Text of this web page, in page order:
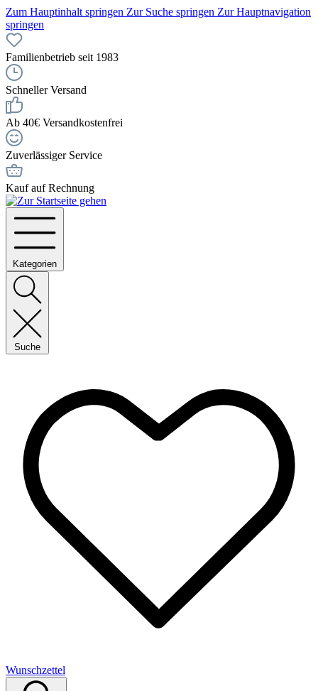
Zum Hauptinhalt springen Zur Suche springen Zur Hauptnavigation
springen
Familienbetrieb seit 1983
Schneller Versand
Ab 40€ Versandkostenfrei
Zuverlässiger Service
Kauf auf Rechnung
Kategorien
Suche
Wunschzettel